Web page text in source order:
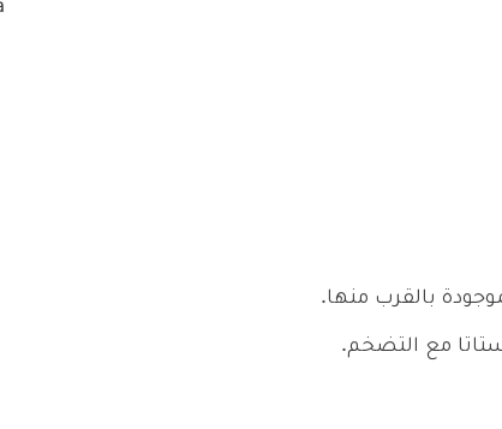
بالقرب منها.
مع التضخم.